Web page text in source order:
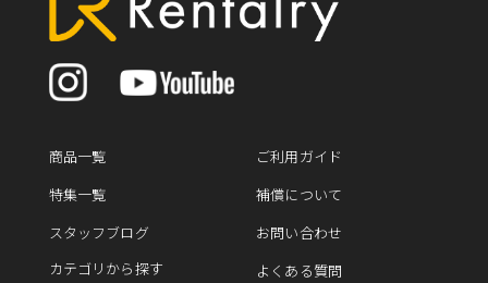
商品一覧
特集一覧
スタッフブログ
カテゴリから探す
ご利用ガイド
補償について
お問い合わせ
よくある質問